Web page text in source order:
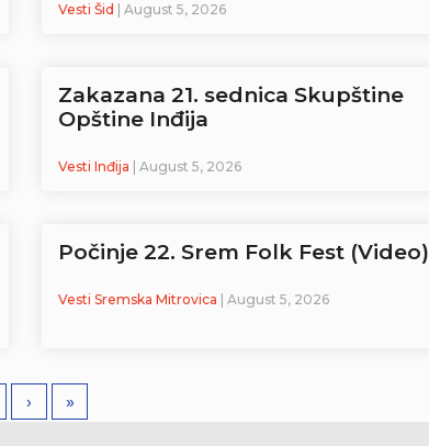
Vesti Šid | August 5, 2026
Zakazana 21. sednica Skupštine
Opštine Inđija
Vesti Inđija | August 5, 2026
Počinje 22. Srem Folk Fest (Video)
Vesti Sremska Mitrovica | August 5, 2026
› »